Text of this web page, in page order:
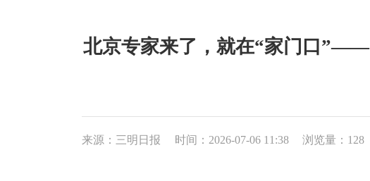
北京专家来了，就在“家门口”——
来源：三明日报 时间：2026-07-06 11:38 浏览量：128